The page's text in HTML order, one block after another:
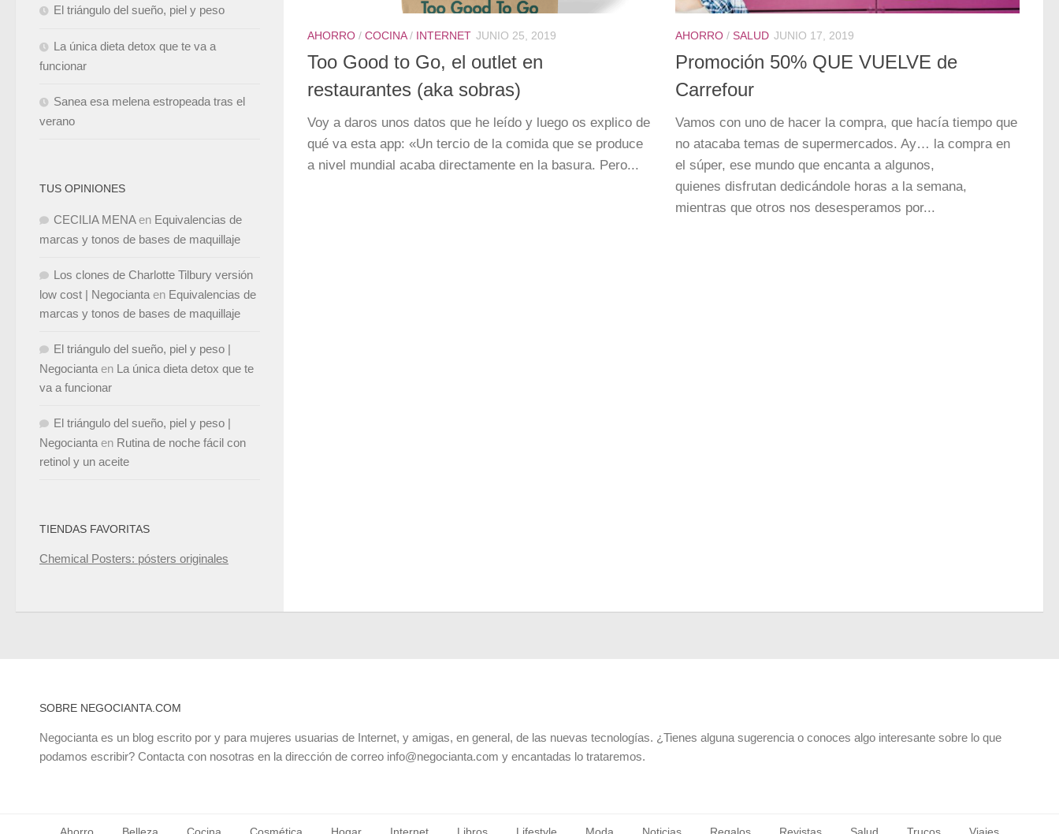
AHORRO / COCINA/ INTERNET JUNIO 25, 2019
Too Good to Go, el outlet en
restaurantes (aka sobras)
Voy a daros unos datos que he leído y luego os explico de
qué va esta app: «Un tercio de la comida que se produce
a nivel mundial acaba directamente en la basura. Pero...
AHORRO / SALUD JUNIO 17, 2019
Promoción 50% QUE VUELVE de
Carrefour
Vamos con uno de hacer la compra, que hacía tiempo que
no atacaba temas de supermercados. Ay… la compra en
el súper, ese mundo que encanta a algunos,
quienes disfrutan dedicándole horas a la semana,
mientras que otros nos desesperamos por...
El triángulo del sueño, piel y peso
La única dieta detox que te va a
funcionar
Sanea esa melena estropeada tras el
verano
TUS OPINIONES
CECILIA MENAen Equivalencias de
marcas y tonos de bases de maquillaje
Los clones de Charlotte Tilbury versión
low cost | Negocianta en Equivalencias de
marcas y tonos de bases de maquillaje
El triángulo del sueño, piel y peso |
Negocianta en La única dieta detox que te
va a funcionar
El triángulo del sueño, piel y peso |
Negocianta en Rutina de noche fácil con
retinol y un aceite
TIENDAS FAVORITAS
Chemical Posters: pósters originales
SOBRE NEGOCIANTA.COM
Negocianta es un blog escrito por y para mujeres usuarias de Internet, y amigas, en general, de las nuevas tecnologías. ¿Tienes alguna sugerencia o conoces algo interesante sobre lo que
podamos escribir? Contacta con nosotras en la dirección de correo info@negocianta.com y encantadas lo trataremos.